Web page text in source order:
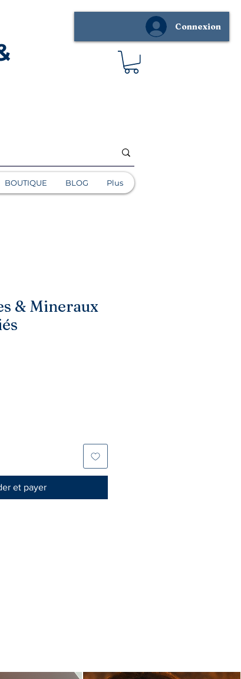
Connexion
BOUTIQUE BLOG Plus
& Mineraux
et payer